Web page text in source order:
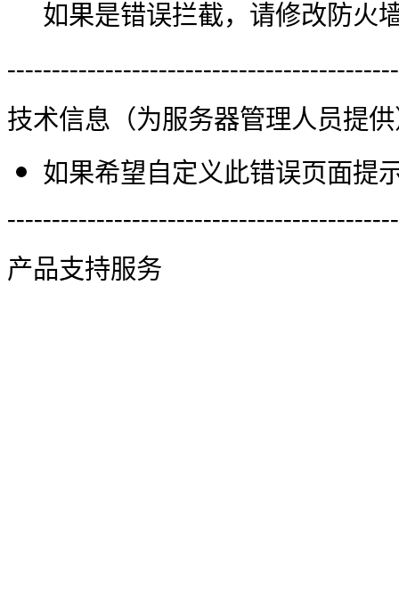
如果是错误拦截，请修改防火
技术信息（为服务器管理人员提
如果希望自定义此错误页面提
产品支持服务